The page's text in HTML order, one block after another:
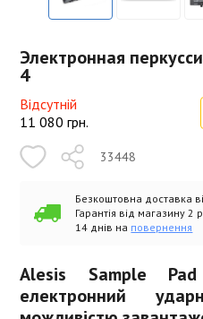
Электронная
4
Відсутній
11 080 грн.
33448
Безкоштовна доставка
Гарантія від магазину 2
14 днів на повернення
Alesis Sample
електронний